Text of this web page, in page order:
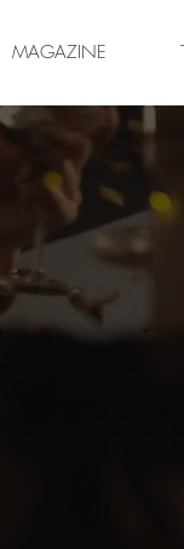
MAGAZINE